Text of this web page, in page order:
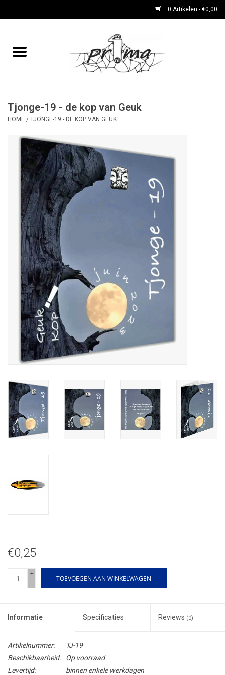
0 Artikelen - €0,00
Home
DVD's en CD's
Rare Dingetjes-reeks
Bemoste Beeld-prijswinnaars
Tjonge-19 - de kop van Geuk
HOME / TJONGE-19 - DE KOP VAN GEUK
€0,25
+
-
TOEVOEGEN AAN WINKELWAGEN
Informatie Specificaties Reviews (0)
Artikelnummer:
TJ-19
Beschikbaarheid:
Op voorraad
Levertijd:
binnen enkele werkdagen